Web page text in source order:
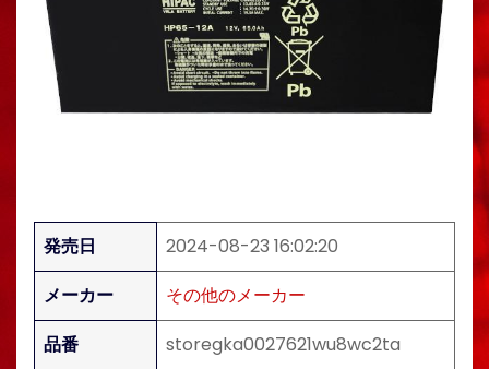
発売日
2024-08-23 16:02:20
メーカー
その他のメーカー
品番
storegka0027621wu8wc2ta